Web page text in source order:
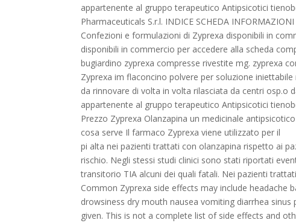
appartenente al gruppo terapeutico Antipsicotici
Pharmaceuticals S.r.l. INDICE SCHEDA
Confezioni e formulazioni di Zyprexa disponibili in
disponibili in commercio per accedere alla scheda
bugiardino zyprexa compresse rivestite mg. zyprexa
Zyprexa im flaconcino polvere per soluzione
da rinnovare di volta in volta rilasciata da centri osp.o
appartenente al gruppo terapeutico Antipsicotici
Prezzo Zyprexa Olanzapina un medicinale
cosa serve Il farmaco Zyprexa viene utilizzato per il
pi alta nei pazienti trattati con olanzapina rispetto ai
rischio. Negli stessi studi clinici sono stati riportati
transitorio TIA alcuni dei quali fatali. Nei pazienti
Common Zyprexa side effects may include headache
drowsiness dry mouth nausea vomiting diarrhea
given. This is not a complete list of side effects and